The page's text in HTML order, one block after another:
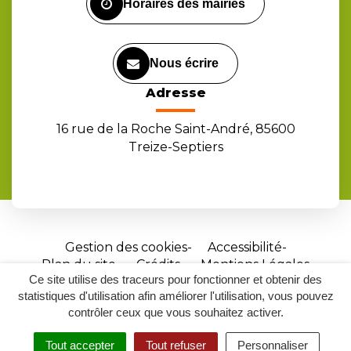
Ce site utilise des traceurs pour fonctionner et obtenir des
statistiques d'utilisation afin améliorer l'utilisation, vous pouvez
contrôler ceux que vous souhaitez activer.
Tout accepter Tout refuser Personnaliser
Horaires des mairies
Nous écrire
Adresse
16 rue de la Roche Saint-André, 85600
Treize-Septiers
Gestion des cookies
Accessibilité
Plan du site
Crédits
Mentions Légales
Site
réalisé
par
Inovagora